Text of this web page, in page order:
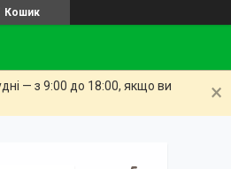
Кошик
— з 9:00 до 18:00, якщо ви